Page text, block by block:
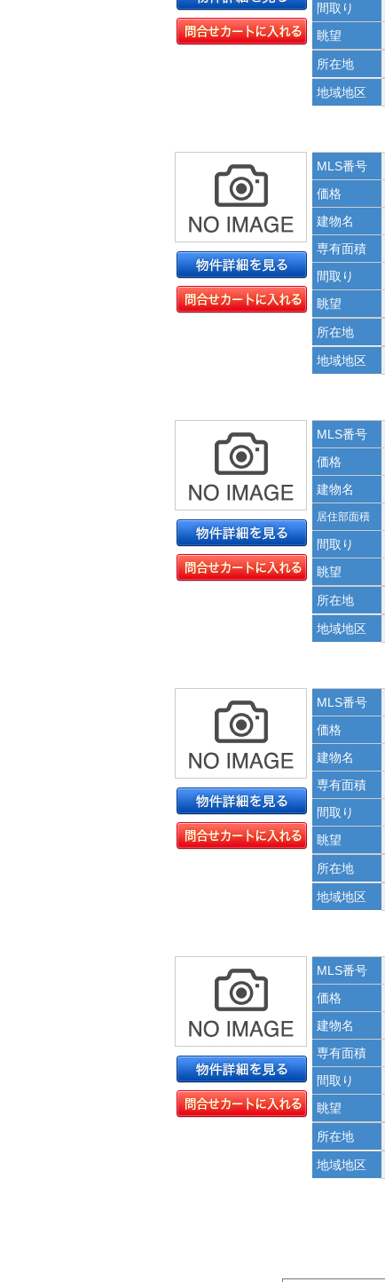
間取り
眺望
所在地
地域地区
MLS番号
価格
建物名
専有面積
間取り
眺望
所在地
地域地区
MLS番号
価格
建物名
居住部面積
間取り
眺望
所在地
地域地区
MLS番号
価格
建物名
専有面積
間取り
眺望
所在地
地域地区
MLS番号
価格
建物名
専有面積
間取り
眺望
所在地
地域地区